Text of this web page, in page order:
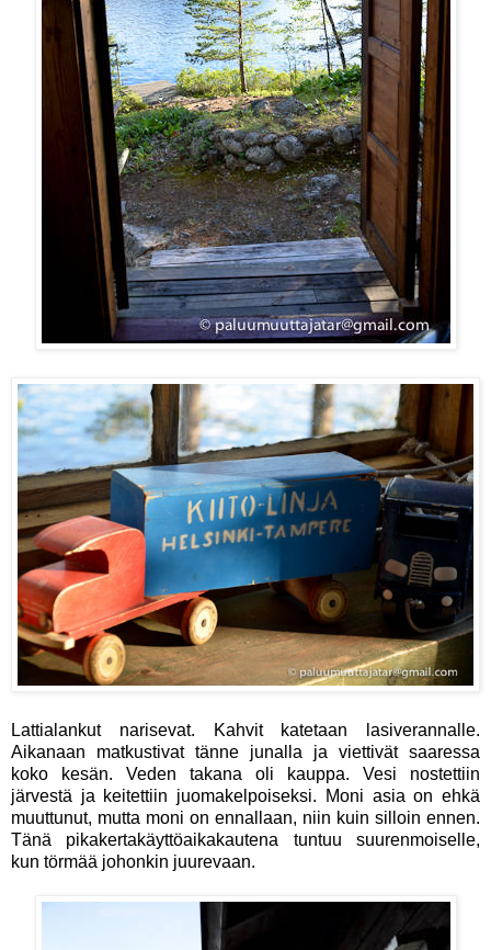
Lattialankut narisevat. Kahvit katetaan lasiverannalle.
Aikanaan matkustivat tänne junalla ja viettivät saaressa
koko kesän. Veden takana oli kauppa. Vesi nostettiin
järvestä ja keitettiin juomakelpoiseksi. Moni asia on ehkä
muuttunut, mutta moni on ennallaan, niin kuin silloin ennen.
Tänä pikakertakäyttöaikakautena tuntuu suurenmoiselle,
kun törmää johonkin juurevaan.